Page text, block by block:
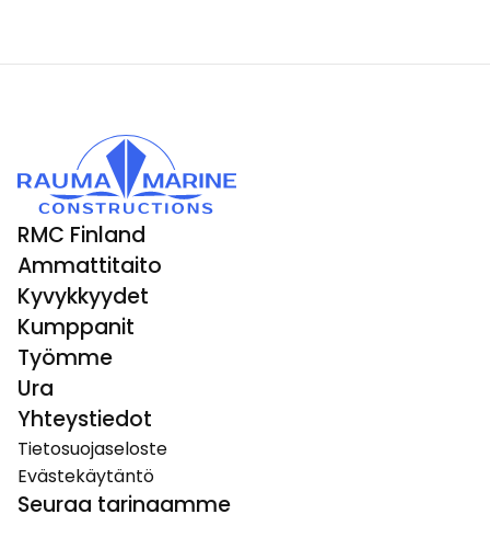
RMC Finland
Ammattitaito
Kyvykkyydet
Kumppanit
Työmme
Ura
Yhteystiedot
Tietosuojaseloste
Evästekäytäntö
Seuraa tarinaamme